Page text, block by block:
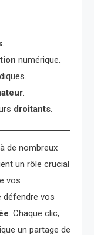
.
numérique.
.
droitants.
de nombreux
un rôle crucial
vos
défendre vos
. Chaque clic,
un partage de